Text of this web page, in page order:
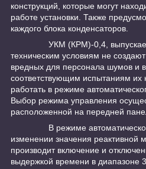
конструкций, которые могут
работе установки. Также
каждого блока конденсаторов.
УКМ (КРМ)-0,4,
техническим условиям не
вредных для персонала шумов и
соответствующим испытаниям их
работать в режиме
Выбор режима управления
расположенной на передней
В режиме автоматического
изменении значения реактивной
производит включение и
выдержкой времени в диапазоне